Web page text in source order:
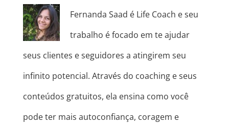
Fernanda Saad é Life Coach e seu
trabalho é focado em te ajudar
seus clientes e seguidores a atingirem seu
infinito potencial. Através do coaching e seus
conteúdos gratuitos, ela ensina como você
pode ter mais autoconfiança, coragem e